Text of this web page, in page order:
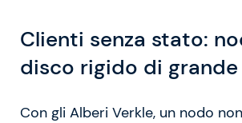
Clienti senza stato:
disco rigido di
Con gli Alberi Verkle, un nodo